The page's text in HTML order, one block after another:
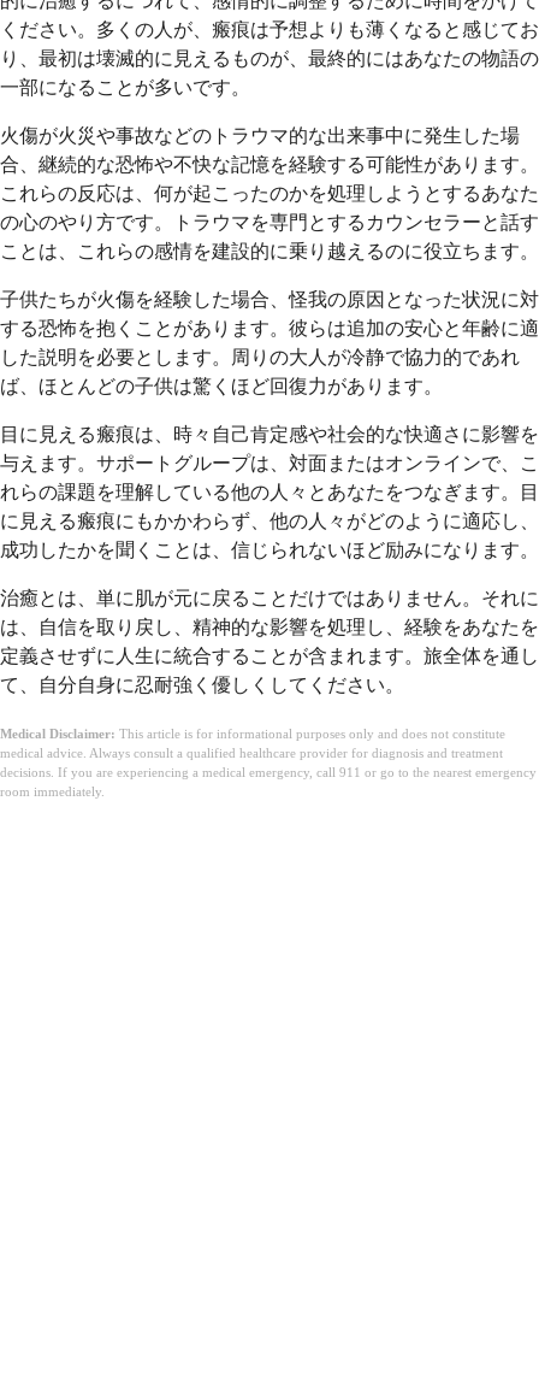
ください。多くの人が、瘢痕は予想よりも薄くなると感じてお
り、最初は壊滅的に見えるものが、最終的にはあなたの物語の
一部になることが多いです。
火傷が火災や事故などのトラウマ的な出来事中に発生した場
合、継続的な恐怖や不快な記憶を経験する可能性があります。
これらの反応は、何が起こったのかを処理しようとするあなた
の心のやり方です。トラウマを専門とするカウンセラーと話す
ことは、これらの感情を建設的に乗り越えるのに役立ちます。
子供たちが火傷を経験した場合、怪我の原因となった状況に対
する恐怖を抱くことがあります。彼らは追加の安心と年齢に適
した説明を必要とします。周りの大人が冷静で協力的であれ
ば、ほとんどの子供は驚くほど回復力があります。
目に見える瘢痕は、時々自己肯定感や社会的な快適さに影響を
与えます。サポートグループは、対面またはオンラインで、こ
れらの課題を理解している他の人々とあなたをつなぎます。目
に見える瘢痕にもかかわらず、他の人々がどのように適応し、
成功したかを聞くことは、信じられないほど励みになります。
治癒とは、単に肌が元に戻ることだけではありません。それに
は、自信を取り戻し、精神的な影響を処理し、経験をあなたを
定義させずに人生に統合することが含まれます。旅全体を通し
て、自分自身に忍耐強く優しくしてください。
Medical Disclaimer: This article is for informational purposes only and does not constitute
medical advice. Always consult a qualified healthcare provider for diagnosis and treatment
decisions. If you are experiencing a medical emergency, call 911 or go to the nearest emergency
room immediately.